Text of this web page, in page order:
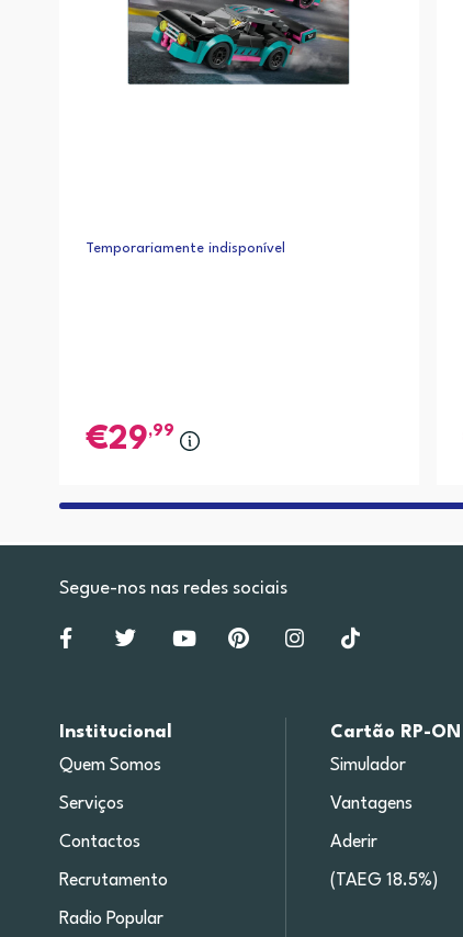
Temporariamente indisponível
29,99
Segue-nos nas redes sociais
Institucional
Quem Somos
Serviços
Contactos
Recrutamento
Radio Popular
Cartão RP-ON
Simulador
Vantagens
Aderir
(TAEG 18.5%)